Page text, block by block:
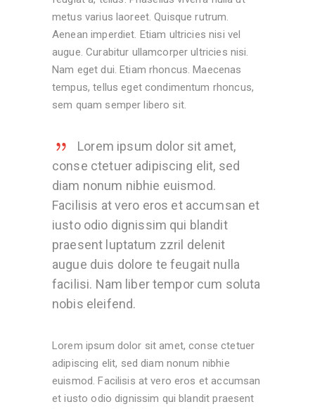
metus varius laoreet. Quisque rutrum.
Aenean imperdiet. Etiam ultricies nisi vel
augue. Curabitur ullamcorper ultricies nisi.
Nam eget dui. Etiam rhoncus. Maecenas
tempus, tellus eget condimentum rhoncus,
sem quam semper libero sit.
Lorem ipsum dolor sit amet,
conse ctetuer adipiscing elit, sed
diam nonum nibhie euismod.
Facilisis at vero eros et accumsan et
iusto odio dignissim qui blandit
praesent luptatum zzril delenit
augue duis dolore te feugait nulla
facilisi. Nam liber tempor cum soluta
nobis eleifend.
Lorem ipsum dolor sit amet, conse ctetuer
adipiscing elit, sed diam nonum nibhie
euismod. Facilisis at vero eros et accumsan
et iusto odio dignissim qui blandit praesent